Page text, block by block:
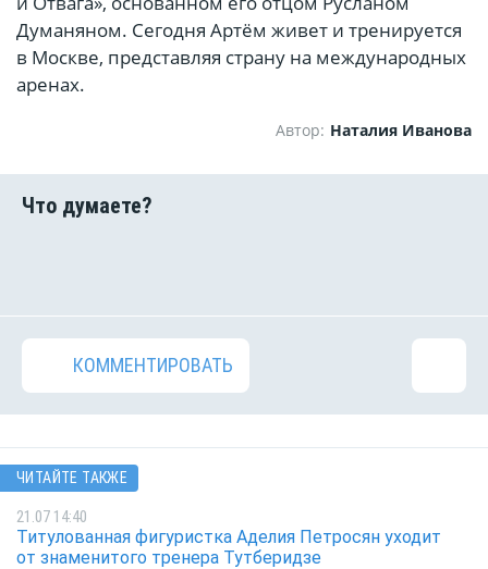
Думаняном. Сегодня Артём живет и тренируется
в Москве, представляя страну на международных
аренах.
Автор: Наталия Иванова
КОММЕНТИРОВАТЬ
ЧИТАЙТЕ ТАКЖЕ
21.07 14:40
Титулованная фигуристка Аделия Петросян уходит
от знаменитого тренера Тутберидзе